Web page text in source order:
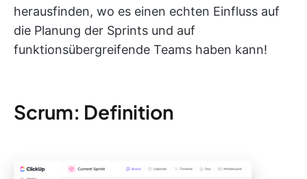
herausfinden, wo es einen echten Einfluss auf
die Planung der Sprints und auf
funktionsübergreifende Teams haben kann!
Scrum: Definition